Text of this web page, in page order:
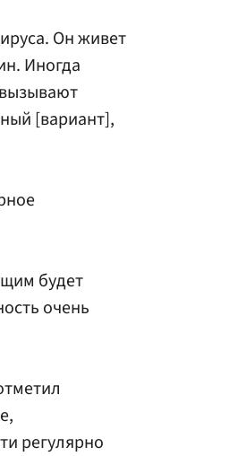
Он живет
Иногда
[вариант],
будет
очень
регулярно